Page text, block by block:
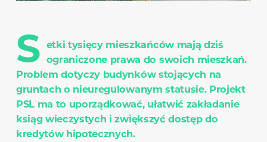
S etki tysięcy mieszkańców mają dziś
ograniczone prawa do swoich mieszkań.
Problem dotyczy budynków stojących na
gruntach o nieuregulowanym statusie. Projekt
PSL ma to uporządkować, ułatwić zakładanie
ksiąg wieczystych i zwiększyć dostęp do
kredytów hipotecznych.